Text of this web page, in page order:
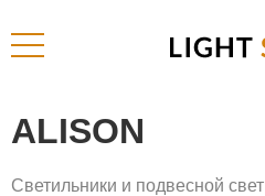
ALISON
Светильники и подвесной свет